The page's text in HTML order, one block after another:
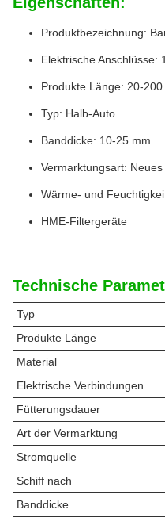
Produktbezeichnung:
Elektrische Anschlüsse:
Produkte Länge: 20-200
Typ: Halb-Auto
Banddicke: 10-25 mm
Vermarktungsart:
Wärme- und
HME-Filtergeräte
Technische
Typ
Produkte Länge
Material
Elektrische Verbindungen
Fütterungsdauer
Art der Vermarktung
Stromquelle
Schiff nach
Banddicke